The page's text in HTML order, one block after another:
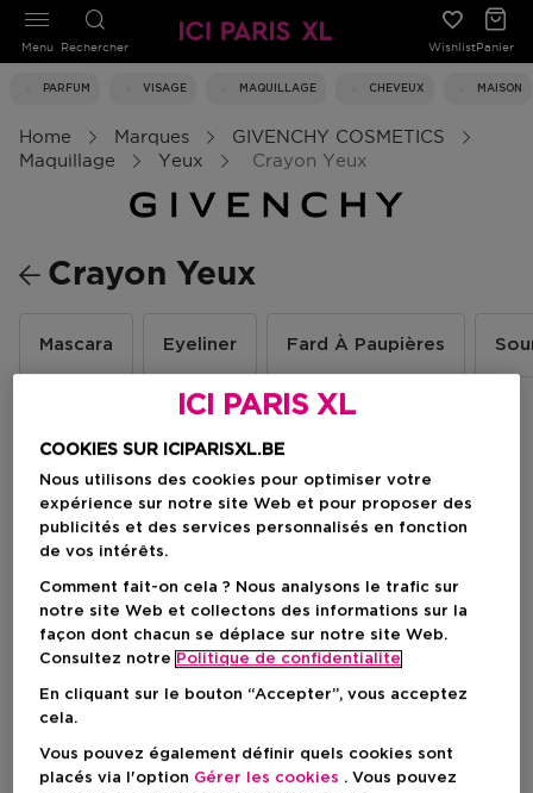
Rechercher WishlistPanier
PARFUM VISAGE MAQUILLAGE CHEVEUX MAISON
Menu
Home Marques
GIVENCHY COSMETICS
Maquillage
Yeux Crayon Yeux
Crayon Yeux
Mascara Eyeliner Fard À Paupières
Filtrer
-25% -25%
ICI PARIS XL
COOKIES SUR ICIPARISXL.BE
Nous utilisons des cookies pour optimiser votre
expérience sur notre site Web et pour proposer des
publicités et des services personnalisés en fonction
de vos intérêts.
Comment fait-on cela ? Nous analysons le trafic sur
notre site Web et collectons des informations sur la
façon dont chacun se déplace sur notre site Web.
Consultez notre Politique de confidentialite
En cliquant sur le bouton “Accepter”, vous acceptez
cela.
Vous pouvez également définir quels cookies sont
placés via l'option Gérer les cookies . Vous pouvez